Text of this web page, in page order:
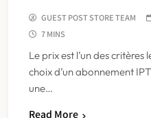
GUEST POST STORE TEAM
7 MINS
Le prix est l’un des
choix d’un abonnement
une…
Read More